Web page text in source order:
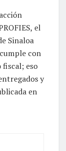
el
Sinaloa
con
eso
y
en